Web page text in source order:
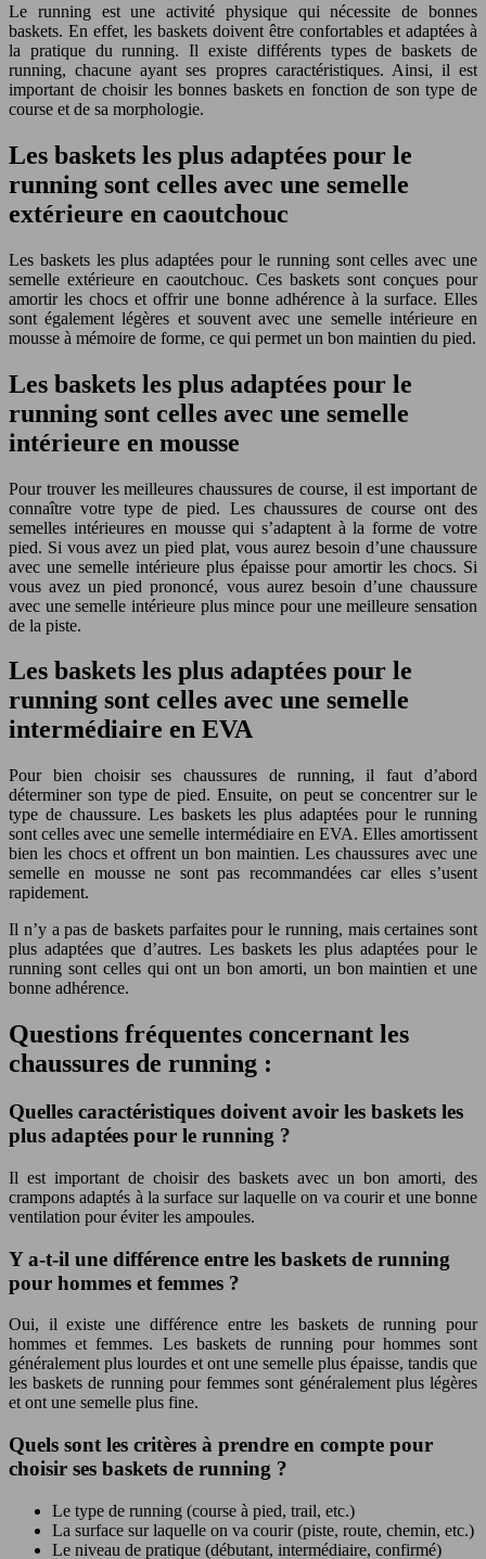
Le running est une activité physique qui nécessite de bonnes
baskets. En effet, les baskets doivent être confortables et adaptées à
la pratique du running. Il existe différents types de baskets de
running, chacune ayant ses propres caractéristiques. Ainsi, il est
important de choisir les bonnes baskets en fonction de son type de
course et de sa morphologie.
Les baskets les plus adaptées pour le
running sont celles avec une semelle
extérieure en caoutchouc
Les baskets les plus adaptées pour le running sont celles avec une
semelle extérieure en caoutchouc. Ces baskets sont conçues pour
amortir les chocs et offrir une bonne adhérence à la surface. Elles
sont également légères et souvent avec une semelle intérieure en
mousse à mémoire de forme, ce qui permet un bon maintien du pied.
Les baskets les plus adaptées pour le
running sont celles avec une semelle
intérieure en mousse
Pour trouver les meilleures chaussures de course, il est important de
connaître votre type de pied. Les chaussures de course ont des
semelles intérieures en mousse qui s’adaptent à la forme de votre
pied. Si vous avez un pied plat, vous aurez besoin d’une chaussure
avec une semelle intérieure plus épaisse pour amortir les chocs. Si
vous avez un pied prononcé, vous aurez besoin d’une chaussure
avec une semelle intérieure plus mince pour une meilleure sensation
de la piste.
Les baskets les plus adaptées pour le
running sont celles avec une semelle
intermédiaire en EVA
Pour bien choisir ses chaussures de running, il faut d’abord
déterminer son type de pied. Ensuite, on peut se concentrer sur le
type de chaussure. Les baskets les plus adaptées pour le running
sont celles avec une semelle intermédiaire en EVA. Elles amortissent
bien les chocs et offrent un bon maintien. Les chaussures avec une
semelle en mousse ne sont pas recommandées car elles s’usent
rapidement.
Il n’y a pas de baskets parfaites pour le running, mais certaines sont
plus adaptées que d’autres. Les baskets les plus adaptées pour le
running sont celles qui ont un bon amorti, un bon maintien et une
bonne adhérence.
Questions fréquentes concernant les
chaussures de running :
Quelles caractéristiques doivent avoir les baskets les
plus adaptées pour le running ?
Il est important de choisir des baskets avec un bon amorti, des
crampons adaptés à la surface sur laquelle on va courir et une bonne
ventilation pour éviter les ampoules.
Y a-t-il une différence entre les baskets de running
pour hommes et femmes ?
Oui, il existe une différence entre les baskets de running pour
hommes et femmes. Les baskets de running pour hommes sont
généralement plus lourdes et ont une semelle plus épaisse, tandis que
les baskets de running pour femmes sont généralement plus légères
et ont une semelle plus fine.
Quels sont les critères à prendre en compte pour
choisir ses baskets de running ?
Le type de running (course à pied, trail, etc.)
La surface sur laquelle on va courir (piste, route, chemin, etc.)
Le niveau de pratique (débutant, intermédiaire, confirmé)